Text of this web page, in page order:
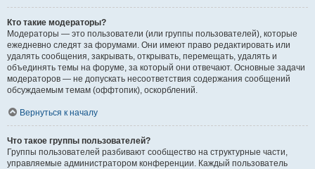
Кто такие модераторы?
Модераторы — это пользователи (или группы пользователей), которые
ежедневно следят за форумами. Они имеют право редактировать или
удалять сообщения, закрывать, открывать, перемещать, удалять и
объединять темы на форуме, за который они отвечают. Основные задачи
модераторов — не допускать несоответствия содержания сообщений
обсуждаемым темам (оффтопик), оскорблений.
Вернуться к началу
Что такое группы пользователей?
Группы пользователей разбивают сообщество на структурные части,
управляемые администратором конференции. Каждый пользователь